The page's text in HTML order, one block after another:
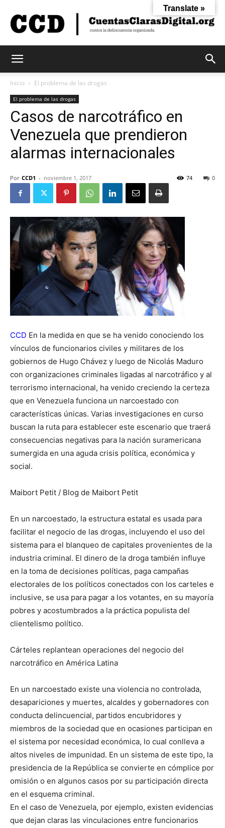
Claras
Digital
Inicio El problema de las drogas
El problema de las drogas
Casos de narcotráfico en
Venezuela que prendieron
alarmas internacionales
Por CCD1 - noviembre 1, 2017 0
74
CCD En la medida en que se ha venido conociendo los
vínculos de funcionarios civiles y militares de los
gobiernos de Hugo Chávez y luego de Nicolás Maduro
con organizaciones criminales ligadas al narcotráfico y al
terrorismo internacional, ha venido creciendo la certeza
que en Venezuela funciona un narcoestado con
características únicas. Varias investigaciones en curso
buscan la ruta para establecer este escenario que traerá
consecuencias negativas para la nación suramericana
sumergida en una aguda crisis política, económica y
social.
Maibort Petit / Blog de Maibort Petit
En un narcoestado, la estructura estatal es usada para
facilitar el negocio de las drogas, incluyendo el uso del
sistema para el blanqueo de capitales provenientes de la
industria criminal. El dinero de la droga también influye
en la toma de decisiones políticas, paga campañas
electorales de los políticos conectados con los carteles e
inclusive, se usa para pagar a los votantes, en su mayoría
pobres y acostumbrados a la práctica populista del
clientelismo político.
Cárteles replantean operaciones del negocio del
narcotráfico en América Latina
En un narcoestado existe una violencia no controlada,
desapariciones y muertes, alcaldes y gobernadores con
conducta delincuencial, partidos encubridores y
miembros de la sociedad que en ocasiones participan en
el sistema por necesidad económica, lo cual conlleva a
altos niveles de impunidad. En un sistema de este tipo, la
presidencia de la República se convierte en cómplice por
omisión o en algunos casos por su participación directa
en el esquema criminal.
En el caso de Venezuela, por ejemplo, existen evidencias
que dejan claras las vinculaciones entre funcionarios
Translate »